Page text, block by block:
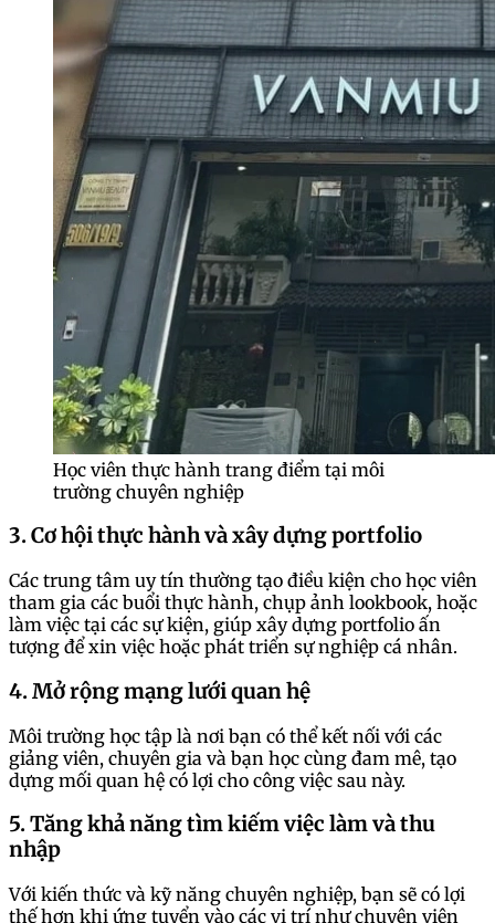
Học viên thực hành trang điểm tại môi
trường chuyên nghiệp
3. Cơ hội thực hành và xây dựng portfolio
Các trung tâm uy tín thường tạo điều kiện cho học viên
tham gia các buổi thực hành, chụp ảnh lookbook, hoặc
làm việc tại các sự kiện, giúp xây dựng portfolio ấn
tượng để xin việc hoặc phát triển sự nghiệp cá nhân.
4. Mở rộng mạng lưới quan hệ
Môi trường học tập là nơi bạn có thể kết nối với các
giảng viên, chuyên gia và bạn học cùng đam mê, tạo
dựng mối quan hệ có lợi cho công việc sau này.
5. Tăng khả năng tìm kiếm việc làm và thu
nhập
Với kiến thức và kỹ năng chuyên nghiệp, bạn sẽ có lợi
thế hơn khi ứng tuyển vào các vị trí như chuyên viên